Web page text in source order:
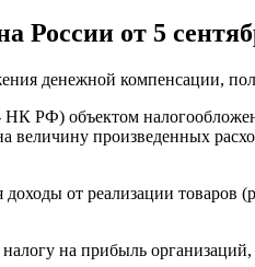
от 5
денежной компенсации,
НК РФ) объектом
произведенных
от реализации товаров
на прибыль